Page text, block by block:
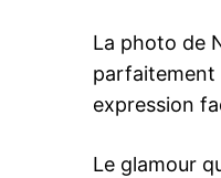
La photo de
parfaitement
expression
Le glamour